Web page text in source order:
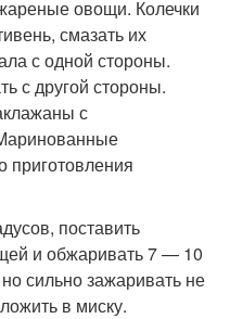
овощи. Колечки
смазать их
с одной стороны.
с другой стороны.
поставить
и обжаривать 7 — 10
сильно зажаривать не
в миску.